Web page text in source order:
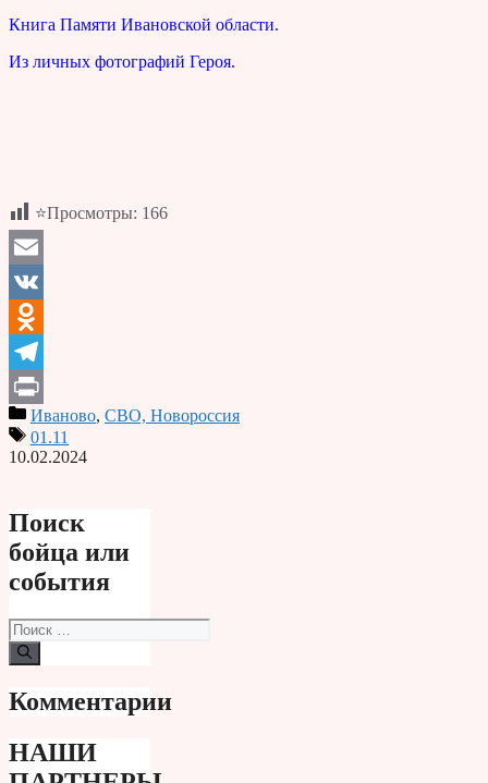
Книга Памяти Ивановской области.
Из личных фотографий Героя.
⭐Просмотры: 166
Email
VK
Odnoklassniki
Telegram
PrintИваново, СВО, Новороссия
01.11
10.02.2024
Поиск
бойца или
события
Поиск:
Комментарии
НАШИ